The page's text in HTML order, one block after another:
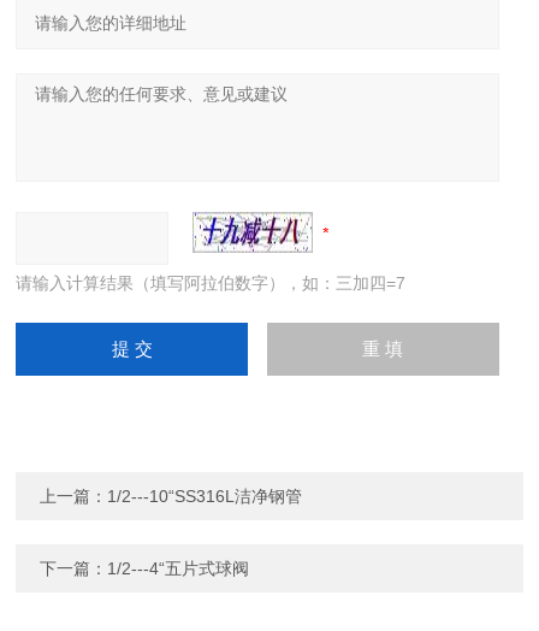
请输入计算结果（填写阿拉伯数字），如：三加四=7
上一篇： 1/2---10“SS316L洁净钢管
下一篇： 1/2---4“五片式球阀